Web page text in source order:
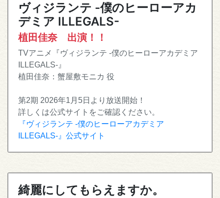
ヴィジランテ -僕のヒーローアカ
デミア ILLEGALS-
植田佳奈 出演！！
TVアニメ『ヴィジランテ -僕のヒーローアカデミア
ILLEGALS-』
植田佳奈：蟹屋敷モニカ 役
第2期 2026年1月5日より放送開始！
詳しくは公式サイトをご確認ください。
『ヴィジランテ -僕のヒーローアカデミア
ILLEGALS-』公式サイト
綺麗にしてもらえますか。